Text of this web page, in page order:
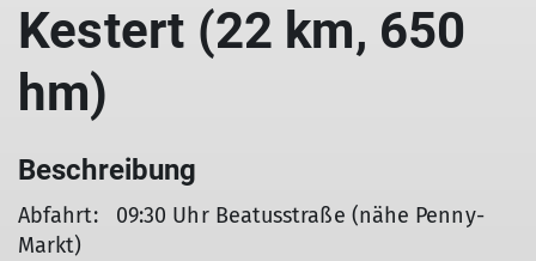
Kestert (22 km, 650
hm)
Beschreibung
Abfahrt: 09:30 Uhr Beatusstraße (nähe Penny-
Markt)